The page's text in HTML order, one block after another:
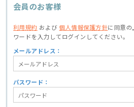
会員のお客様
利用規約 および個人情報保護方針に同意の
ワードを入力してログインしてください。
メールアドレス：
パスワード：